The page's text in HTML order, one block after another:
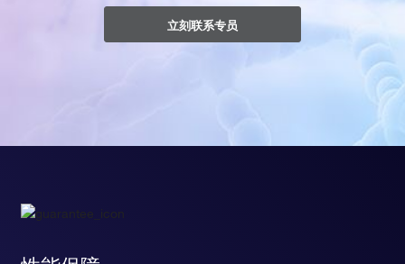
立刻联系专员